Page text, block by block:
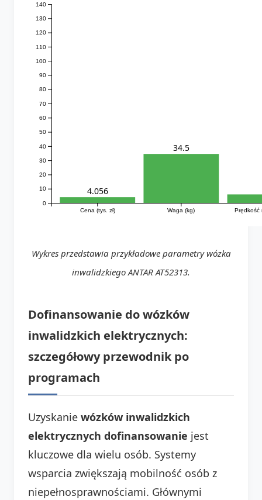
Cena (tys. zł) Waga (kg) Prędkość
0
10
20
30
40
50
60
70
80
90
100
110
120
130
140
4.056
34.5
Wykres przedstawia przykładowe parametry wózka
inwalidzkiego ANTAR AT52313.
Dofinansowanie do wózków
inwalidzkich elektrycznych:
szczegółowy przewodnik po
programach
Uzyskanie wózków inwalidzkich
elektrycznych dofinansowanie jest
kluczowe dla wielu osób. Systemy
wsparcia zwiększają mobilność osób z
niepełnosprawnościami. Głównymi